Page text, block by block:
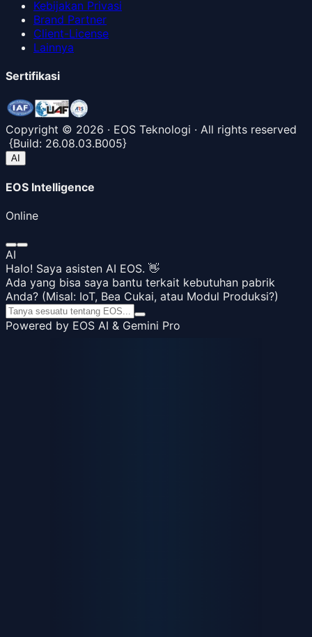
Kebijakan Privasi
Brand Partner
Client-License
Lainnya
Sertifikasi
Copyright © 2026 · EOS Teknologi · All rights reserved
{Build: 26.08.03.B005}
AI
EOS Intelligence
Online
AI
Halo! Saya asisten AI EOS. 👋
Ada yang bisa saya bantu terkait kebutuhan pabrik
Anda? (Misal: IoT, Bea Cukai, atau Modul Produksi?)
Powered by EOS AI & Gemini Pro